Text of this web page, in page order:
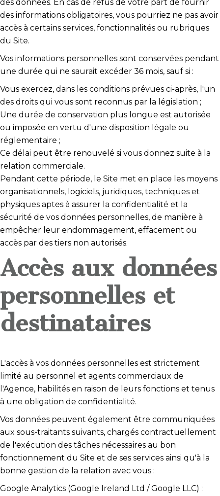
des données. En cas de refus de votre part de fournir
des informations obligatoires, vous pourriez ne pas avoir
accès à certains services, fonctionnalités ou rubriques
du Site.
Vos informations personnelles sont conservées pendant
une durée qui ne saurait excéder 36 mois, sauf si :
Vous exercez, dans les conditions prévues ci-après, l'un
des droits qui vous sont reconnus par la législation ;
Une durée de conservation plus longue est autorisée
ou imposée en vertu d'une disposition légale ou
réglementaire ;
Ce délai peut être renouvelé si vous donnez suite à la
relation commerciale.
Pendant cette période, le Site met en place les moyens
organisationnels, logiciels, juridiques, techniques et
physiques aptes à assurer la confidentialité et la
sécurité de vos données personnelles, de manière à
empêcher leur endommagement, effacement ou
accès par des tiers non autorisés.
Accès aux données
personnelles et
destinataires
L'accès à vos données personnelles est strictement
limité au personnel et agents commerciaux de
l'Agence, habilités en raison de leurs fonctions et tenus
à une obligation de confidentialité.
Vos données peuvent également être communiquées
aux sous-traitants suivants, chargés contractuellement
de l'exécution des tâches nécessaires au bon
fonctionnement du Site et de ses services ainsi qu'à la
bonne gestion de la relation avec vous :
Google Analytics (Google Ireland Ltd / Google LLC) :